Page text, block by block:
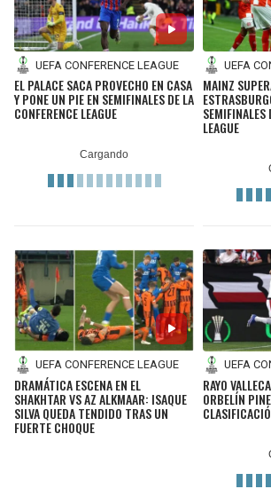
UEFA CONFERENCE LEAGUE
EL PALACE SACA PROVECHO EN CASA
Y PONE UN PIE EN SEMIFINALES DE LA
CONFERENCE LEAGUE
UEFA
MAINZ
SEMIFINALES
LEAGUE
UEFA CONFERENCE LEAGUE
DRAMÁTICA ESCENA EN EL
SHAKHTAR VS AZ ALKMAAR: ISAQUE
SILVA QUEDA TENDIDO TRAS UN
FUERTE CHOQUE
UEFA
RAYO
ORBELÍN